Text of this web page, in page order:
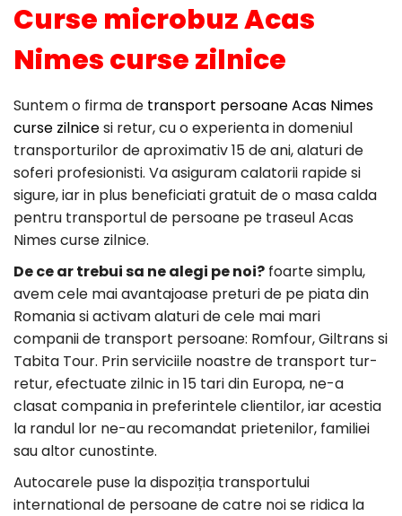
Curse microbuz Acas
Nimes curse zilnice
Suntem o firma de transport persoane Acas Nimes
curse zilnicesi retur, cu o experienta in domeniul
transporturilor de aproximativ 15 de ani, alaturi de
soferi profesionisti. Va asiguram calatorii rapide si
sigure, iar in plus beneficiati gratuit de o masa calda
pentru transportul de persoane pe traseul Acas
Nimes curse zilnice.
De ce ar trebui sa ne alegi pe noi? foarte simplu,
avem cele mai avantajoase preturi de pe piata din
Romania si activam alaturi de cele mai mari
companii de transport persoane: Romfour, Giltrans si
Tabita Tour. Prin serviciile noastre de transport tur-
retur, efectuate zilnic in 15 tari din Europa, ne-a
clasat compania in preferintele clientilor, iar acestia
la randul lor ne-au recomandat prietenilor, familiei
sau altor cunostinte.
Autocarele puse la dispoziția transportului
international de persoane de catre noi se ridica la